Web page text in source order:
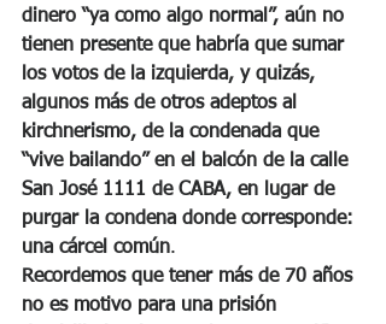
dinero “ya como algo normal”, aún no
tienen presente que habría que sumar
los votos de la izquierda, y quizás,
algunos más de otros adeptos al
kirchnerismo, de la condenada que
“vive bailando” en el balcón de la calle
San José 1111 de CABA, en lugar de
purgar la condena donde corresponde:
una cárcel común.
Recordemos que tener más de 70 años
no es motivo para una prisión